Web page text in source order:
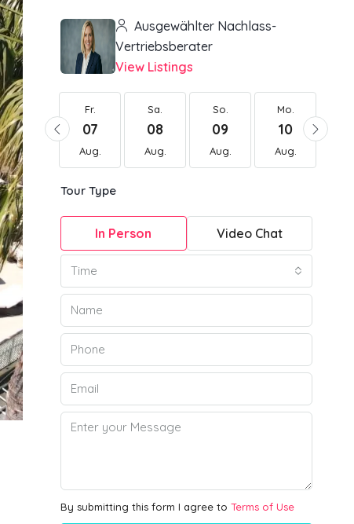
Ausgewählter Nachlass-
Vertriebsberater
View Listings
Fr.
21
Aug.
Fr.
07
Aug.
Sa.
08
Aug.
So.
09
Aug.
Mo.
10
Aug.
Tour Type
In Person Video Chat
Time
By submitting this form I agree to Terms of Use